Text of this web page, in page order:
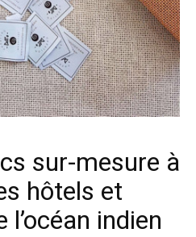
sur-mesure à
hôtels et
indien